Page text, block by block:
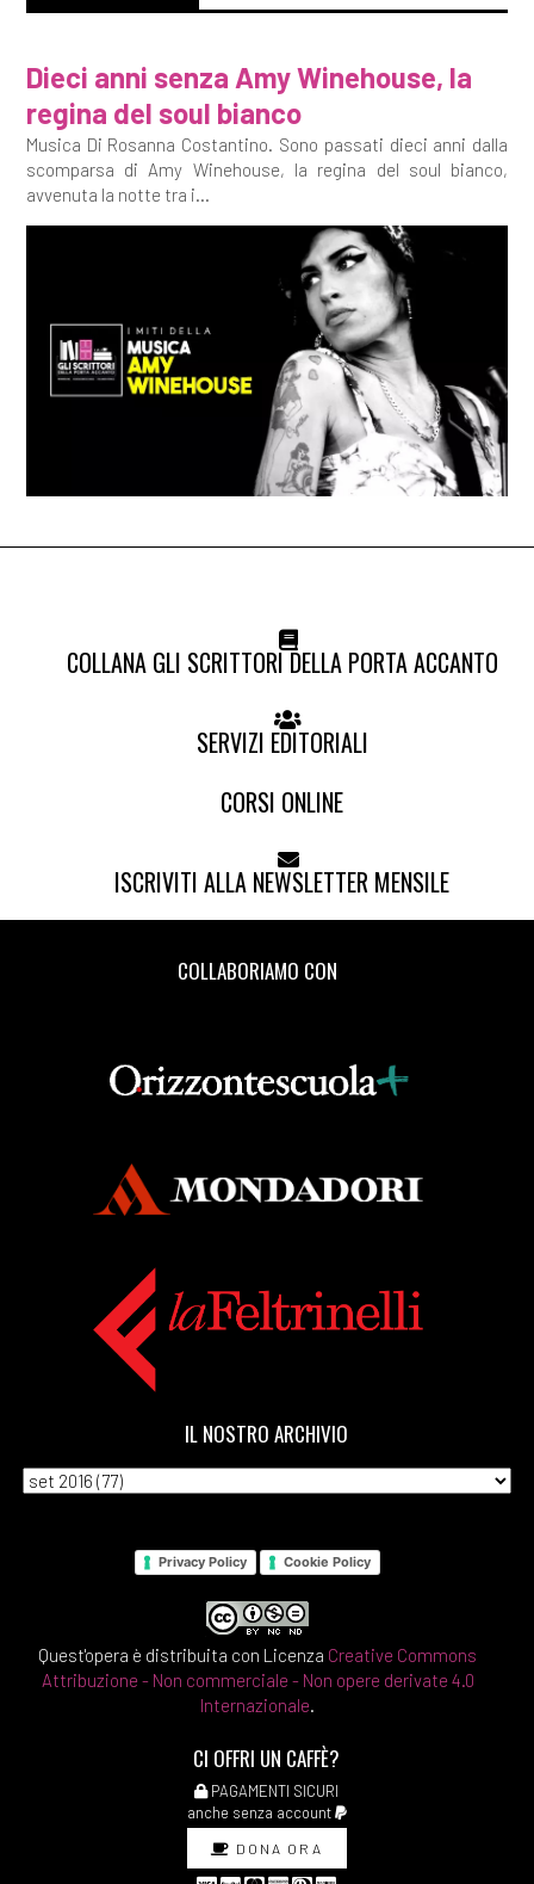
Dieci anni senza Amy Winehouse, la
regina del soul bianco
Musica Di Rosanna Costantino. Sono passati dieci anni dalla
scomparsa di Amy Winehouse, la regina del soul bianco,
avvenuta la notte tra i...
COLLANA GLI SCRITTORI DELLA PORTA ACCANTO
SERVIZI EDITORIALI
CORSI ONLINE
ISCRIVITI ALLA NEWSLETTER MENSILE
COLLABORIAMO CON
IL NOSTRO ARCHIVIO
Privacy Policy Cookie Policy
Quest'opera è distribuita con Licenza Creative Commons
Attribuzione - Non commerciale - Non opere derivate 4.0
Internazionale
CI OFFRI UN CAFFÈ?
PAGAMENTI SICURI
anche senza account
DONA ORA